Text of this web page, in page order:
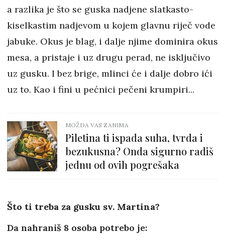
a razlika je što se guska nadjene slatkasto-
kiselkastim nadjevom u kojem glavnu riječ vode
jabuke. Okus je blag, i dalje njime dominira okus
mesa, a pristaje i uz drugu perad, ne isključivo
uz gusku. I bez brige, mlinci će i dalje dobro ići
uz to. Kao i fini u pećnici pečeni krumpiri...
MOŽDA VAS ZANIMA
Piletina ti ispada suha, tvrda i
bezukusna? Onda sigurno radiš
jednu od ovih pogrešaka
Što ti treba za gusku sv. Martina?
Da nahraniš 8 osoba potrebo je: